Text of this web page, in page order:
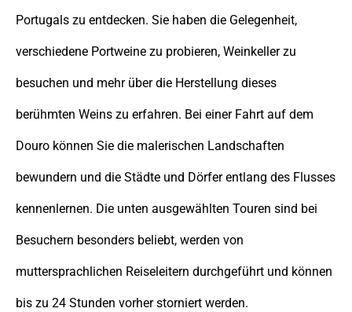
Portugals zu entdecken. Sie haben die Gelegenheit,
verschiedene Portweine zu probieren, Weinkeller zu
besuchen und mehr über die Herstellung dieses
berühmten Weins zu erfahren. Bei einer Fahrt auf dem
Douro können Sie die malerischen Landschaften
bewundern und die Städte und Dörfer entlang des Flusses
kennenlernen. Die unten ausgewählten Touren sind bei
Besuchern besonders beliebt, werden von
muttersprachlichen Reiseleitern durchgeführt und können
bis zu 24 Stunden vorher storniert werden.